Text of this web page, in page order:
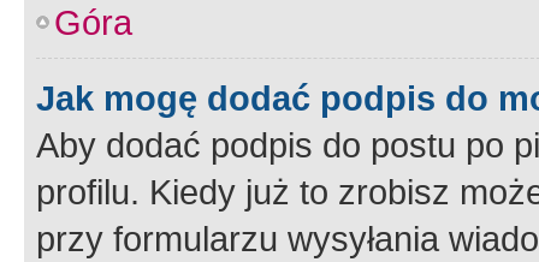
Góra
Jak mogę dodać podpis do
Aby dodać podpis do postu po
profilu. Kiedy już to zrobisz
przy formularzu wysyłania